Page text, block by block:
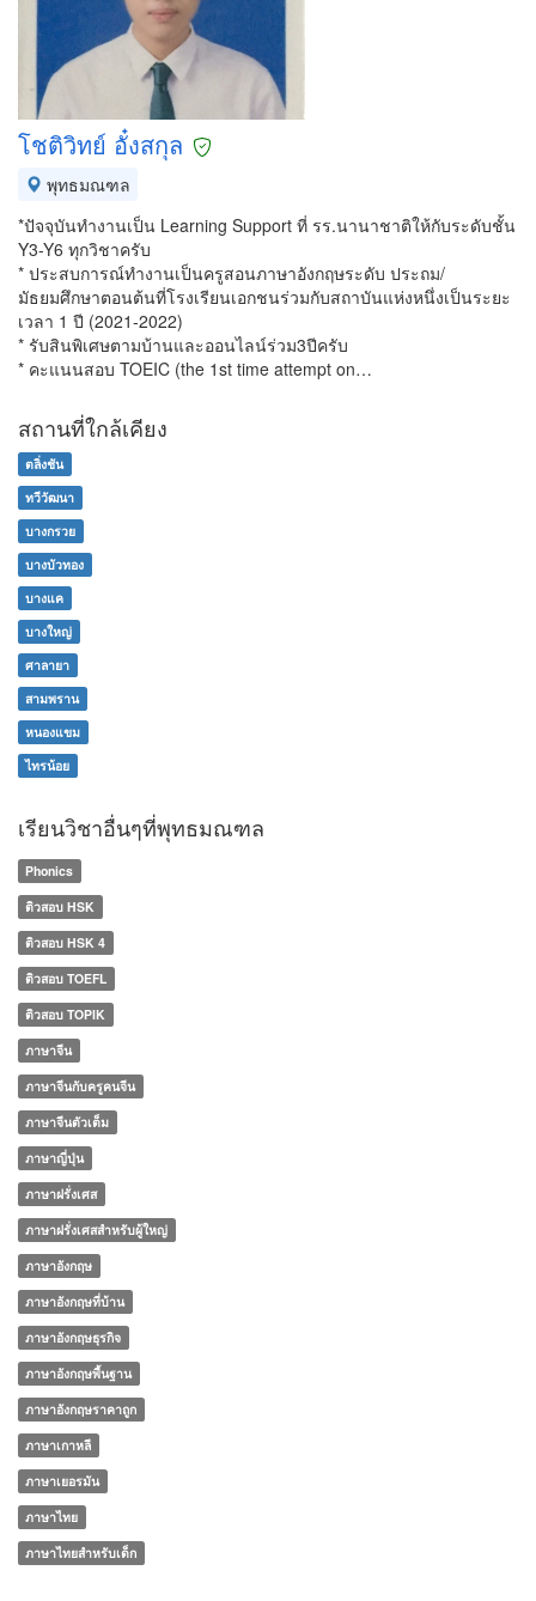
โชติวิทย์ อั๋งสกุล
พุทธมณฑล
*ปัจจุบันทำงานเป็น Learning Support ที่ รร.นานาชาติให้กับระดับชั้น
Y3-Y6 ทุกวิชาครับ
* ประสบการณ์ทำงานเป็นครูสอนภาษาอังกฤษระดับ ประถม/
มัธยมศึกษาตอนต้นที่โรงเรียนเอกชนร่วมกับสถาบันแห่งหนึ่งเป็นระยะ
เวลา 1 ปี (2021-2022)
* รับสินพิเศษตามบ้านและออนไลน์ร่วม3ปีครับ
* คะแนนสอบ TOEIC (the 1st time attempt on…
สถานที่ใกล้เคียง
ตลิ่งชัน
ทวีวัฒนา
บางกรวย
บางบัวทอง
บางแค
บางใหญ่
ศาลายา
สามพราน
หนองแขม
ไทรน้อย
เรียนวิชาอื่นๆที่พุทธมณฑล
Phonics
ติวสอบ HSK
ติวสอบ HSK 4
ติวสอบ TOEFL
ติวสอบ TOPIK
ภาษาจีน
ภาษาจีนกับครูคนจีน
ภาษาจีนตัวเต็ม
ภาษาญี่ปุ่น
ภาษาฝรั่งเศส
ภาษาฝรั่งเศสสำหรับผู้ใหญ่
ภาษาอังกฤษ
ภาษาอังกฤษที่บ้าน
ภาษาอังกฤษธุรกิจ
ภาษาอังกฤษพื้นฐาน
ภาษาอังกฤษราคาถูก
ภาษาเกาหลี
ภาษาเยอรมัน
ภาษาไทย
ภาษาไทยสำหรับเด็ก